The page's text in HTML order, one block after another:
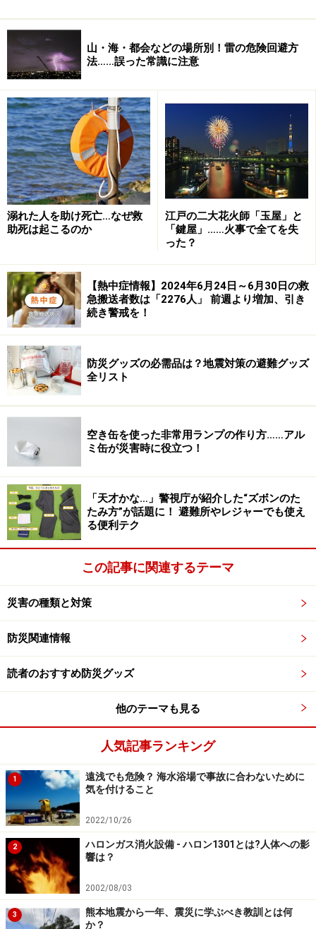
エレベーターは、建物が高くなればなるほど、その有り
難さを実感出来る、とても便利な乗り物です。僕の場合
は、「○○デパートのエレベーターは空いていてきれいだ
からお気に入り♪」と、買い物に行くにしてもエレベータ
ーがあるのが前提でして…。
エレベーターが無い生活なんか考えられないという、肥
満街道まっしぐらな日々を送っていますので、火災や地
震が発生した時の危機管理対策も結構真剣に考えたこと
があります。
皆さんは考えたことありますか？
例えば、「火災が発生した時には、エレベーターを使用
しない事!」という言葉を耳にしたこと、ありますよね？
でも、「なんで使ったらいけないのか。」「使ったらど
うなるのか？」と、聞かれてもなかなか答えることは出
来ない人も多のでは？
たら？」
「もしも、高層階で下の方の階から火災が発生した
はっきり言って、こんな恐ろしいことは考えたくはあり
ませんが、エレベーターをよく使用する人にとって、と
っても重要なことなので知っておいてくださいね。
山・海・都会などの場所別！雷の危険回避方
法……誤った常識に注意
溺れた人を助け死亡…なぜ救
助死は起こるのか
江戸の二大花火師「玉屋」と
「鍵屋」……火事で全てを失
った？
【熱中症情報】2024年6月24日～6月30日の救
急搬送者数は「2276人」 前週より増加、引き
続き警戒を！
防災グッズの必需品は？地震対策の避難グッズ
全リスト
空き缶を使った非常用ランプの作り方……アル
ミ缶が災害時に役立つ！
「天才かな…」警視庁が紹介した“ズボンのた
たみ方”が話題に！ 避難所やレジャーでも使え
る便利テク
この記事に関連するテーマ
災害の種類と対策
防災関連情報
読者のおすすめ防災グッズ
他のテーマも見る
人気記事ランキング
1
遠浅でも危険？ 海水浴場で事故に合わないために
気を付けること
2022/10/26
2
ハロンガス消火設備 - ハロン1301とは?人体への影
響は？
2002/08/03
3
熊本地震から一年、震災に学ぶべき教訓とは何
か？